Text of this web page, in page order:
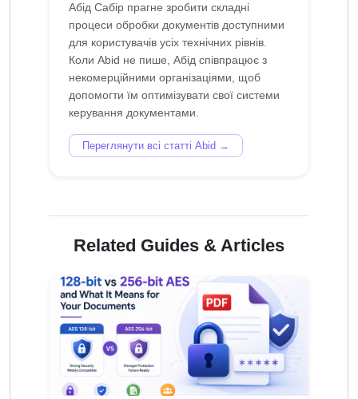
Абід Сабір прагне зробити складні
процеси обробки документів доступними
для користувачів усіх технічних рівнів.
Коли Abid не пише, Абід співпрацює з
некомерційними організаціями, щоб
допомогти їм оптимізувати свої системи
Переглянути всі статті Abid →
Related Guides & Articles